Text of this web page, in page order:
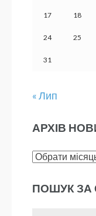
17 18
24 25
31
« Лип
АРХІВ
Архів
ПОШУК ЗА